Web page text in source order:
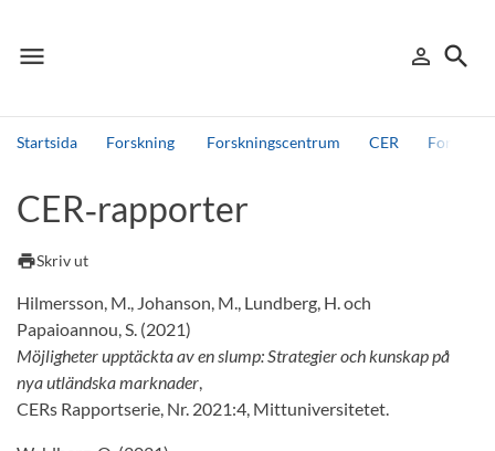
menu
Meny person_outline
Logga in
search
Sök
Startsida Forskning Forskningscentrum CER Forskning
Andra söktjänster
Detta är vår testmiljö - endast testdata
CER‑rapporter
printSkriv ut
Hilmersson, M., Johanson, M., Lundberg, H. och
Papaioannou, S. (2021)
Möjligheter upptäckta av en slump: Strategier och kunskap på
nya utländska marknader,
CERs Rapportserie, Nr. 2021:4, Mittuniversitetet.